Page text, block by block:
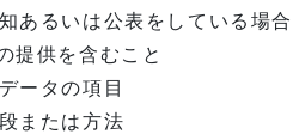
あるいは公表をしている場合
提供を含むこと
ータの項目
または方法